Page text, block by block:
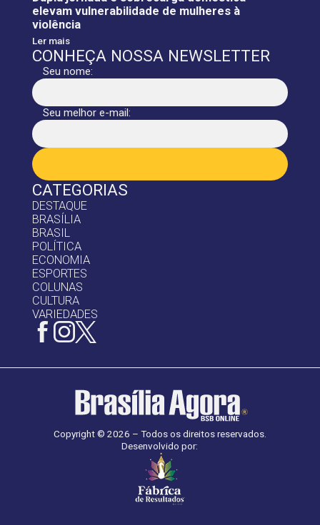
CATEGORIAS
DESTAQUE
BRASÍLIA
BRASIL
POLÍTICA
ECONOMIA
ESPORTES
COLUNAS
CULTURA
VARIEDADES
elevam vulnerabilidade de mulheres à
violência
Ler mais
CONHEÇA NOSSA NEWSLETTER
Seu nome:
Seu melhor e-mail:
Copyright © 2026 – Todos os direitos reservados.
Desenvolvido por: